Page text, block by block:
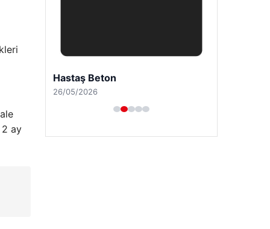
2 ay
Hastaş Beton
26/05/2026